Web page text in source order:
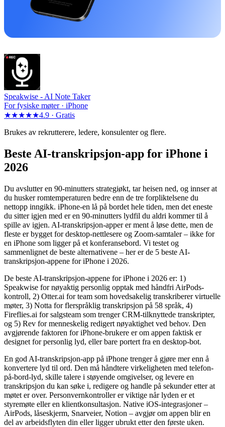
Speakwise - AI Note Taker
For fysiske møter · iPhone
★★★★★4.9 · Gratis
Brukes av rekrutterere, ledere, konsulenter og flere.
Beste AI-transkripsjon-app for iPhone i
2026
Du avslutter en 90-minutters strategiøkt, tar heisen ned, og innser at
du husker romtemperaturen bedre enn de tre forpliktelsene du
nettopp inngikk. iPhone-en lå på bordet hele tiden, men det eneste
du sitter igjen med er en 90-minutters lydfil du aldri kommer til å
spille av igjen. AI-transkripsjon-apper er ment å løse dette, men de
fleste er bygget for desktop-nettlesere og Zoom-samtaler – ikke for
en iPhone som ligger på et konferansebord. Vi testet og
sammenlignet de beste alternativene – her er de 5 beste AI-
transkripsjon-appene for iPhone i 2026.
De beste AI-transkripsjon-appene for iPhone i 2026 er: 1)
Speakwise for nøyaktig personlig opptak med håndfri AirPods-
kontroll, 2) Otter.ai for team som hovedsakelig transkriberer virtuelle
møter, 3) Notta for flerspråklig transkripsjon på 58 språk, 4)
Fireflies.ai for salgsteam som trenger CRM-tilknyttede transkripter,
og 5) Rev for menneskelig redigert nøyaktighet ved behov. Den
avgjørende faktoren for iPhone-brukere er om appen faktisk er
designet for personlig lyd, eller bare portert fra en desktop-bot.
En god AI-transkripsjon-app på iPhone trenger å gjøre mer enn å
konvertere lyd til ord. Den må håndtere virkeligheten med telefon-
på-bord-lyd, skille talere i støyende omgivelser, og levere en
transkripsjon du kan søke i, redigere og handle på sekunder etter at
møtet er over. Personvernkontroller er viktige når lyden er et
styremøte eller en klientkonsultasjon. Native iOS-integrasjoner –
AirPods, låseskjerm, Snarveier, Notion – avgjør om appen blir en
del av arbeidsflyten din eller ligger ubrukt etter den første uken.